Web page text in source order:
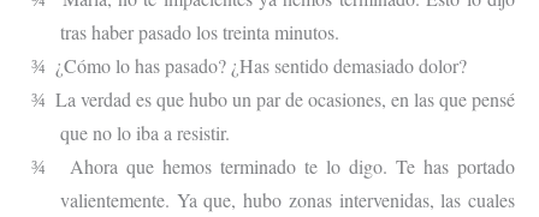
tras haber pasado los treinta minutos.
¾ ¿Cómo lo has pasado? ¿Has sentido demasiado dolor?
¾ La verdad es que hubo un par de ocasiones, en las que pensé
que no lo iba a resistir.
¾
Ahora que hemos terminado te lo digo. Te has portado
valientemente. Ya que, hubo zonas intervenidas, las cuales